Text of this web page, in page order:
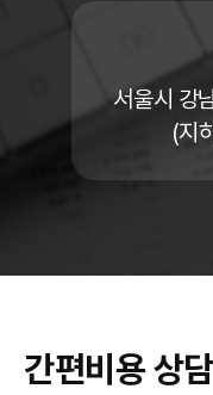
서울시 강
(지
간편비용 상담